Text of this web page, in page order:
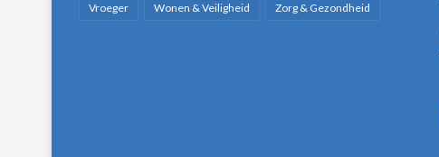
Vroeger Wonen & Veiligheid Zorg & Gezondheid